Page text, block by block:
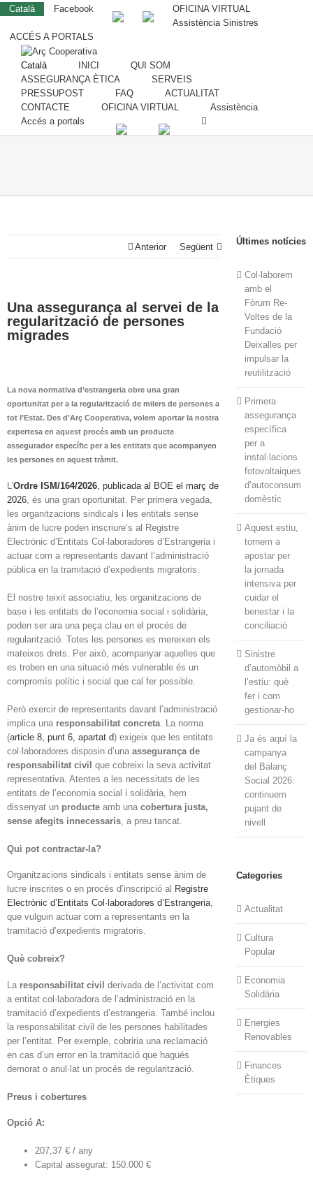
Català Facebook
OFICINA VIRTUAL
Assistència Sinistres
ACCÉS A PORTALS
Català INICI
QUI SOM
ASSEGURANÇA ÈTICA
SERVEIS
PRESSUPOST
FAQ
ACTUALITAT
CONTACTE
OFICINA VIRTUAL
Assistència
Accés a portals
Anterior Següent
Una assegurança al servei de la
regularització de persones
migrades
La nova normativa d’estrangeria obre una gran
oportunitat per a la regularització de milers de persones a
tot l’Estat. Des d’Arç Cooperativa, volem aportar la nostra
expertesa en aquest procés amb un producte
assegurador específic per a les entitats que acompanyen
les persones en aquest tràmit.
L’Ordre ISM/164/2026, publicada al BOE el març de
2026, és una gran oportunitat. Per primera vegada,
les organitzacions sindicals i les entitats sense
ànim de lucre poden inscriure’s al Registre
Electrònic d’Entitats Col·laboradores d’Estrangeria i
actuar com a representants davant l’administració
pública en la tramitació d’expedients migratoris.
El nostre teixit associatiu, les organitzacions de
base i les entitats de l’economia social i solidària,
poden ser ara una peça clau en el procés de
regularització. Totes les persones es mereixen els
mateixos drets. Per això, acompanyar aquelles que
es troben en una situació més vulnerable és un
compromís polític i social que cal fer possible.
Però exercir de representants davant l’administració
implica una responsabilitat concreta. La norma
(article 8, punt 6, apartat d) exigeix que les entitats
col·laboradores disposin d’una assegurança de
responsabilitat civil que cobreixi la seva activitat
representativa. Atentes a les necessitats de les
entitats de l’economia social i solidària, hem
dissenyat un producte amb una cobertura justa,
sense afegits innecessaris, a preu tancat.
Qui pot contractar-la?
Organitzacions sindicals i entitats sense ànim de
lucre inscrites o en procés d’inscripció al Registre
Electrònic d’Entitats Col·laboradores d’Estrangeria,
que vulguin actuar com a representants en la
tramitació d’expedients migratoris.
Què cobreix?
La responsabilitat civil derivada de l’activitat com
a entitat col·laboradora de l’administració en la
tramitació d’expedients d’estrangeria. També inclou
la responsabilitat civil de les persones habilitades
per l’entitat. Per exemple, cobriria una reclamació
en cas d’un error en la tramitació que hagués
demorat o anul·lat un procés de regularització.
Preus i cobertures
Opció A:
207,37 € / any
Capital assegurat: 150.000 €
Últimes notícies
Col·laborem
amb el
Fòrum Re-
Voltes de la
Fundació
Deixalles per
impulsar la
reutilització
Primera
assegurança
específica
per a
instal·lacions
fotovoltaiques
d’autoconsum
domèstic
Aquest estiu,
tornem a
apostar per
la jornada
intensiva per
cuidar el
benestar i la
conciliació
Sinistre
d’automòbil a
l’estiu: què
fer i com
gestionar-ho
Ja és aquí la
campanya
del Balanç
Social 2026:
continuem
pujant de
nivell
Categories
Actualitat
Cultura
Popular
Economia
Solidària
Energies
Renovables
Finances
Ètiques